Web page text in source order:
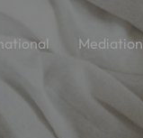
Mediation